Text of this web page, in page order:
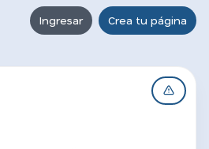
Ingresar Crea tu página